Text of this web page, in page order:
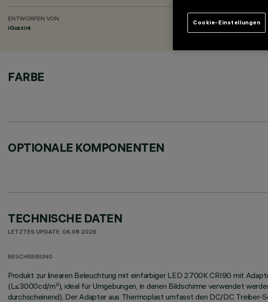
ENTWORFEN VON
iGuzzini
FARBE
OPTIONALE KOMPONENTEN
TECHNISCHE DATEN
LETZTES UPDATE: 06.08.2026
BESCHREIBUNG
Produkt zur linearen Beleuchtung mit einfarbiger LED 2700K CRI90 mit
(L≤3000cd/m²), ideal für Umgebungen, in denen Bildschirme verwendet
durchscheinend). Der Adapter aus Thermoplast umfasst den DC/DC Treiber-
Cookie-Einstellungen